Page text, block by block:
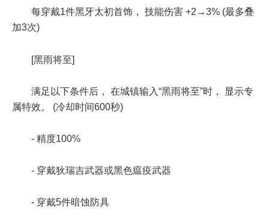
每穿戴1件黑牙太初首饰， 技能伤害 +2→3% (最多叠
加3次)
[黑雨将至]
满足以下条件后， 在城镇输入“黑雨将至”时， 显示专
属特效。 (冷却时间600秒)
- 精度100%
- 穿戴狄瑞吉武器或黑色瘟疫武器
- 穿戴5件暗蚀防具